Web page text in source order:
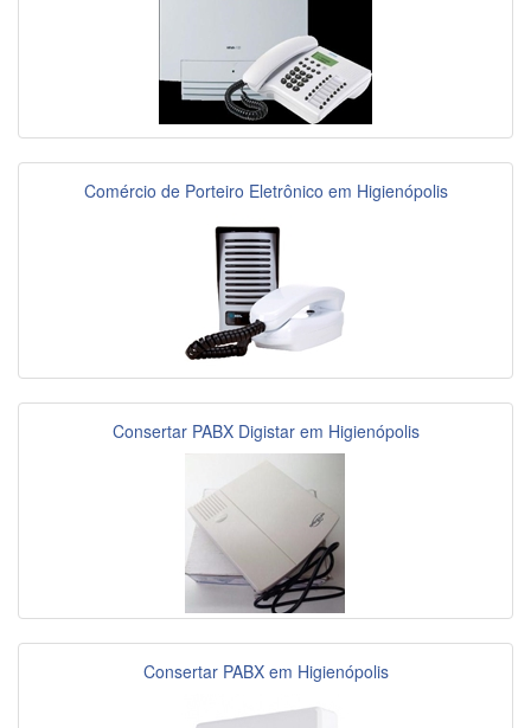
Comércio de Porteiro Eletrônico em Higienópolis
Consertar PABX Digistar em Higienópolis
Consertar PABX em Higienópolis